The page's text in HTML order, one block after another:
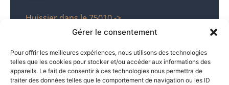
Gérer le consentement
Pour offrir les meilleures expériences, nous utilisons des technologies
telles que les cookies pour stocker et/ou accéder aux informations des
appareils. Le fait de consentir à ces technologies nous permettra de
traiter des données telles que le comportement de navigation ou les ID
Huissier dans le 75010 ->